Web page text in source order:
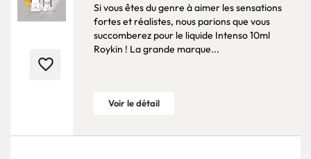
favorite_border
Si vous êtes du genre à aimer les sensations
fortes et réalistes, nous parions que vous
succomberez pour le liquide Intenso 10ml
Roykin ! La grande marque...
Voir le détail